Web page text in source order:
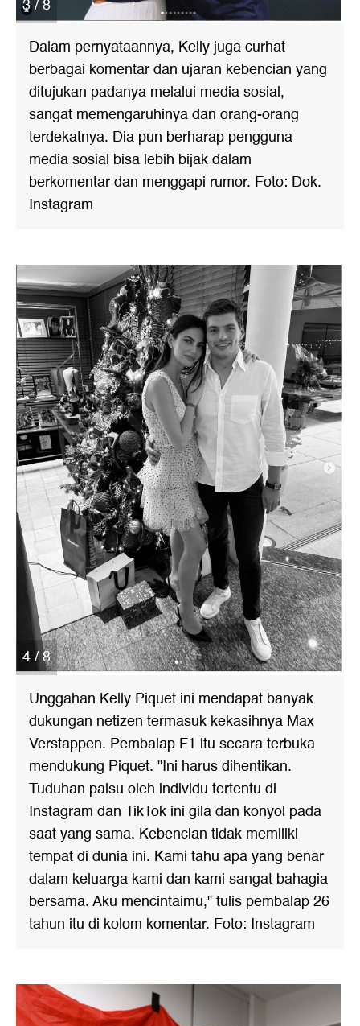
3 / 8
Dalam pernyataannya, Kelly juga curhat
berbagai komentar dan ujaran kebencian yang
ditujukan padanya melalui media sosial,
sangat memengaruhinya dan orang-orang
terdekatnya. Dia pun berharap pengguna
media sosial bisa lebih bijak dalam
berkomentar dan menggapi rumor. Foto: Dok.
Instagram
4 / 8
Unggahan Kelly Piquet ini mendapat banyak
dukungan netizen termasuk kekasihnya Max
Verstappen. Pembalap F1 itu secara terbuka
mendukung Piquet. "Ini harus dihentikan.
Tuduhan palsu oleh individu tertentu di
Instagram dan TikTok ini gila dan konyol pada
saat yang sama. Kebencian tidak memiliki
tempat di dunia ini. Kami tahu apa yang benar
dalam keluarga kami dan kami sangat bahagia
bersama. Aku mencintaimu," tulis pembalap 26
tahun itu di kolom komentar. Foto: Instagram